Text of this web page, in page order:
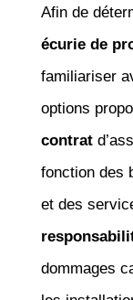
Afin de
écurie de
familiariser
options
contrat
fonction des
et des
dommages